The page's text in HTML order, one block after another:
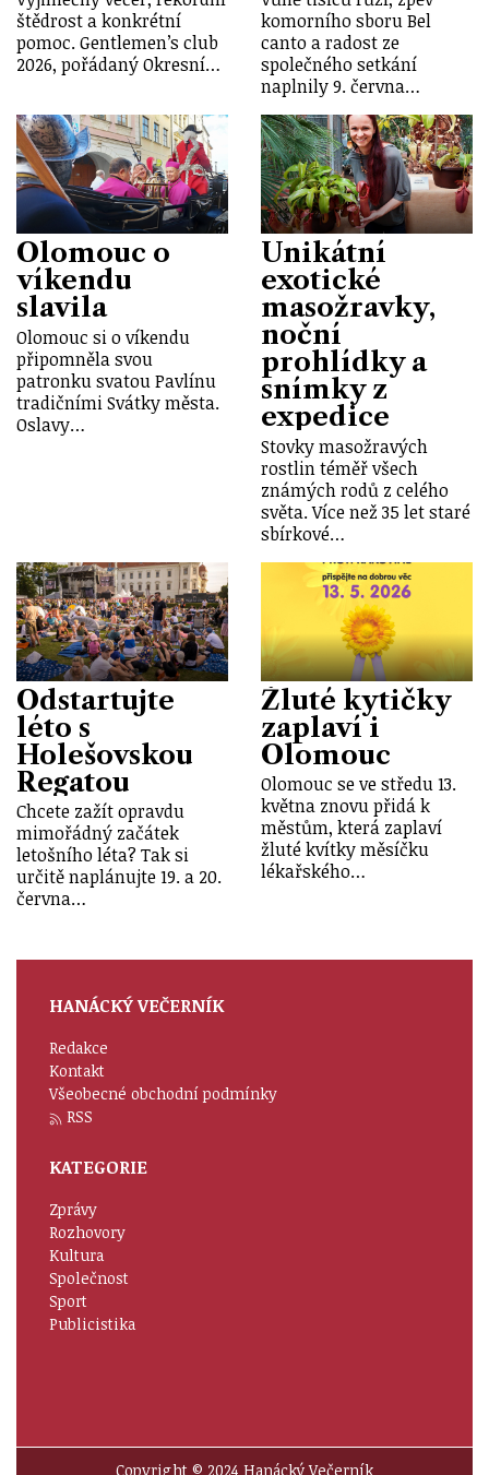
štědrost a konkrétní
pomoc. Gentlemen’s club
2026, pořádaný Okresní…
komorního sboru Bel
canto a radost ze
společného setkání
naplnily 9. června…
Olomouc o
víkendu
slavila
Olomouc si o víkendu
připomněla svou
patronku svatou Pavlínu
tradičními Svátky města.
Oslavy…
Unikátní
exotické
masožravky,
noční
prohlídky a
snímky z
expedice
Stovky masožravých
rostlin téměř všech
známých rodů z celého
světa. Více než 35 let staré
sbírkové…
Odstartujte
léto s
Holešovskou
Regatou
Chcete zažít opravdu
mimořádný začátek
letošního léta? Tak si
určitě naplánujte 19. a 20.
června…
Žluté kytičky
zaplaví i
Olomouc
Olomouc se ve středu 13.
května znovu přidá k
městům, která zaplaví
žluté kvítky měsíčku
lékařského…
HANÁCKÝ VEČERNÍK
Redakce
Kontakt
Všeobecné obchodní podmínky
RSS
KATEGORIE
Zprávy
Rozhovory
Kultura
Společnost
Sport
Publicistika
Copyright © 2024 Hanácký Večerník